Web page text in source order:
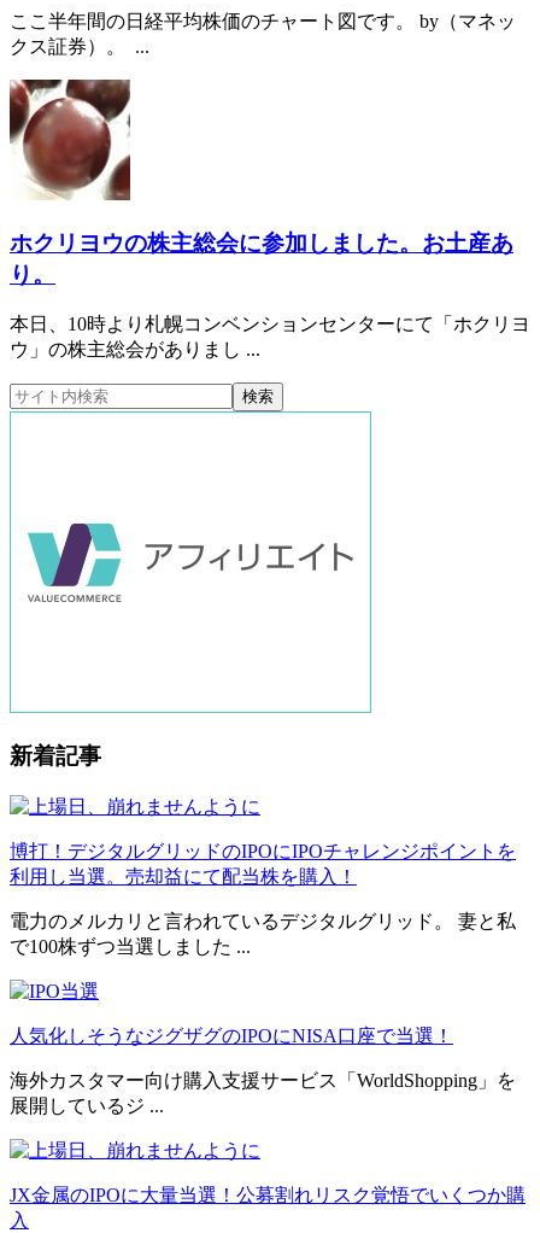
ここ半年間の日経平均株価のチャート図です。 by（マネッ
クス証券）。 ...
ホクリヨウの株主総会に参加しました。お土産あ
り。
本日、10時より札幌コンベンションセンターにて「ホクリヨ
ウ」の株主総会がありまし ...
新着記事
博打！デジタルグリッドのIPOにIPOチャレンジポイントを
利用し当選。売却益にて配当株を購入！
電力のメルカリと言われているデジタルグリッド。 妻と私
で100株ずつ当選しました ...
人気化しそうなジグザグのIPOにNISA口座で当選！
海外カスタマー向け購入支援サービス「WorldShopping」を
展開しているジ ...
JX金属のIPOに大量当選！公募割れリスク覚悟でいくつか購
入